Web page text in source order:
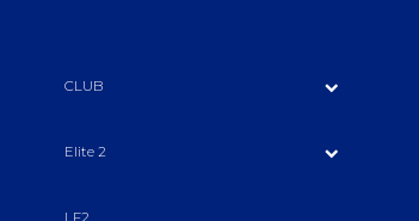
CLUB
Elite 2